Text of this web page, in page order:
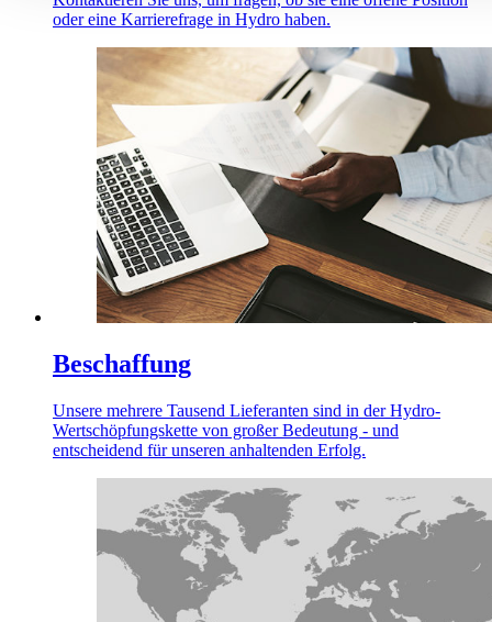
oder eine Karrierefrage in Hydro haben.
Beschaffung
Unsere mehrere Tausend Lieferanten sind in der Hydro-
Wertschöpfungskette von großer Bedeutung - und
entscheidend für unseren anhaltenden Erfolg.